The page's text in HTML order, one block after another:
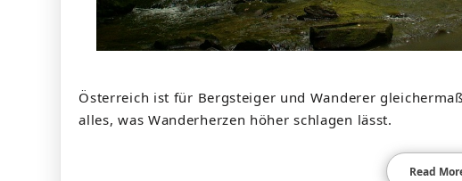
Österreich ist für Bergsteiger und Wanderer
alles, was Wanderherzen höher schlagen lässt.
Read